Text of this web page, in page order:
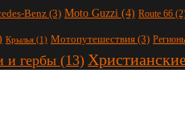
Benz (3) Moto Guzzi (4) Route 66
Крылья (1) Мотопутешествия (3)
и гербы (13)